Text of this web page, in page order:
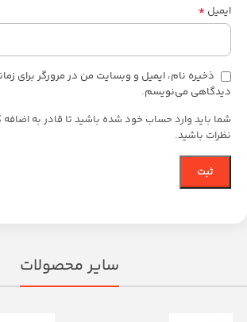
ایمیل *
ذخیره نام، ایمیل و وبسایت من در مرورگر برای
دیدگاهی می‌نویسم.
شما باید وارد حساب خود شده باشید تا قادر به
نظرات باشید.
سایر محصولات